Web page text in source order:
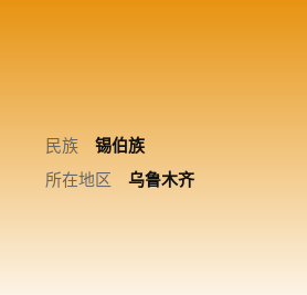
民族
锡伯族
所在地区
乌鲁木齐